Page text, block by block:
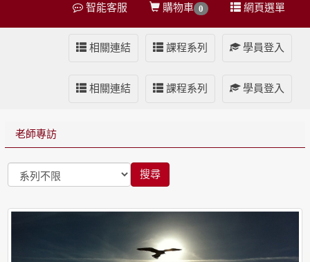
網頁選單
購物車 0
智能客服
學員登入
課程系列
相關連結
學員登入
課程系列
相關連結
老師專訪
搜尋